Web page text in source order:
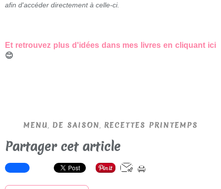
afin d'accéder directement à celle-ci.
Et retrouvez plus d'idées dans mes livres en cliquant ici
😊
MENU, DE SAISON, RECETTES PRINTEMPS
Partager cet article